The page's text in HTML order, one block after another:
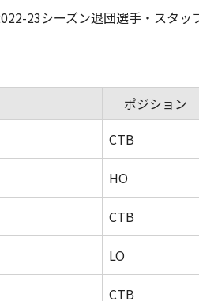
23シーズン退団選手・スタッ
ポジション
CTB
HO
CTB
LO
CTB